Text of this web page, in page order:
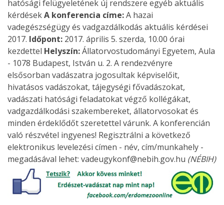
hatósági felügyeletének új rendszere egyéb aktuális
kérdésekA konferencia címe:A hazai
vadegészségügy és vadgazdálkodás aktuális kérdései
2017. Időpont: 2017. április 5. szerda, 10.00 órai
kezdettel Helyszín:Állatorvostudományi Egyetem, Aula
- 1078 Budapest, István u. 2. A rendezvényre
elsősorban vadászatra jogosultak képviselőit,
hivatásos vadászokat, tájegységi fővadászokat,
vadászati hatósági feladatokat végző kollégákat,
vadgazdálkodási szakembereket, állatorvosokat és
minden érdeklődőt szeretettel várunk. A konferencián
való részvétel ingyenes! Regisztrálni a következő
elektronikus levelezési címen - név, cím/munkahely -
megadásával lehet: vadeugykonf@nebih.gov.hu (NÉBIH)